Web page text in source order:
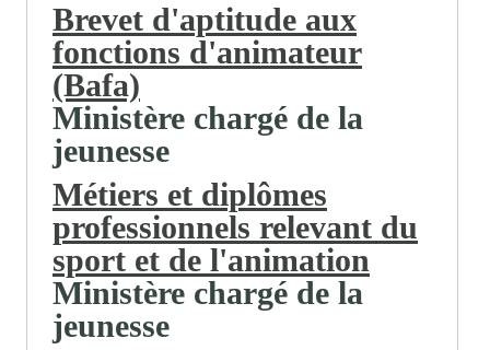
Brevet d'aptitude aux
fonctions d'animateur
(Bafa)
Ministère chargé de la
jeunesse
Métiers et diplômes
professionnels relevant du
sport et de l'animation
Ministère chargé de la
jeunesse